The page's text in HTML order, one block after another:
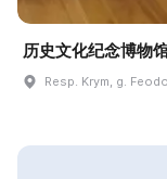
历史文化纪念博物
Resp. Krym, g.